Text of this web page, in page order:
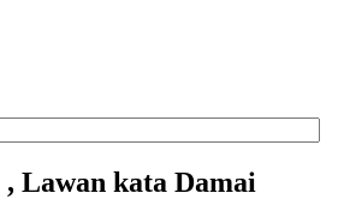
, Lawan kata Damai